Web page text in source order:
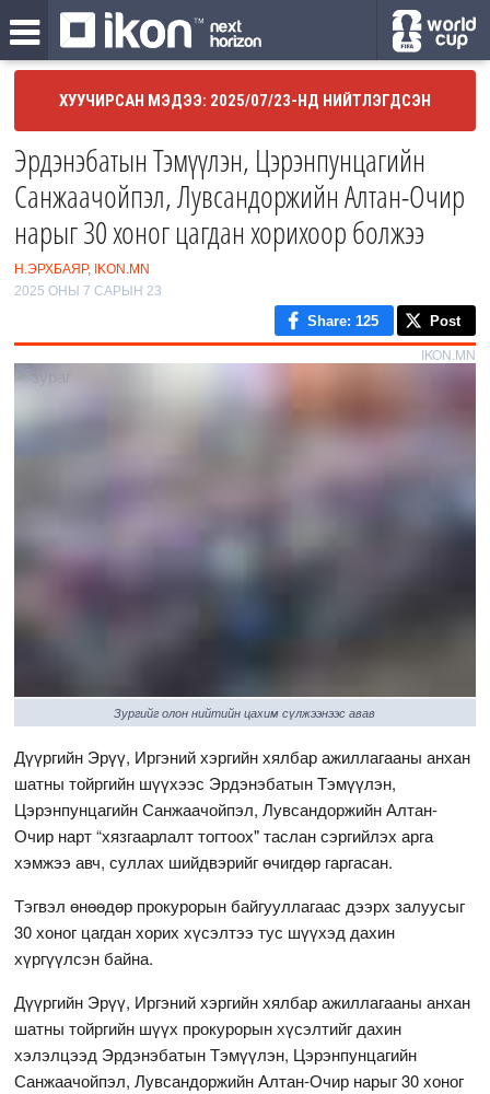
ХУУЧИРСАН МЭДЭЭ: 2025/07/23-НД НИЙТЛЭГДСЭН
Эрдэнэбатын Тэмүүлэн, Цэрэнпунцагийн
Санжаачойпэл, Лувсандоржийн Алтан-Очир
нарыг 30 хоног цагдан хорихоор болжээ
Н.ЭРХБАЯР, IKON.MN
2025 ОНЫ 7 САРЫН 23
Share: 125 Post
IKON.MN
Зургийг олон нийтийн цахим сүлжээнээс авав
Дүүргийн Эрүү, Иргэний хэргийн хялбар ажиллагааны анхан
шатны тойргийн шүүхээс Эрдэнэбатын Тэмүүлэн,
Цэрэнпунцагийн Санжаачойпэл, Лувсандоржийн Алтан-
Очир нарт “хязгаарлалт тогтоох" таслан сэргийлэх арга
хэмжээ авч, суллах шийдвэрийг өчигдөр гаргасан.
Тэгвэл өнөөдөр прокурорын байгууллагаас дээрх залуусыг
30 хоног цагдан хорих хүсэлтээ тус шүүхэд дахин
хүргүүлсэн байна.
Дүүргийн Эрүү, Иргэний хэргийн хялбар ажиллагааны анхан
шатны тойргийн шүүх прокурорын хүсэлтийг дахин
хэлэлцээд Эрдэнэбатын Тэмүүлэн, Цэрэнпунцагийн
Санжаачойпэл, Лувсандоржийн Алтан-Очир нарыг 30 хоног